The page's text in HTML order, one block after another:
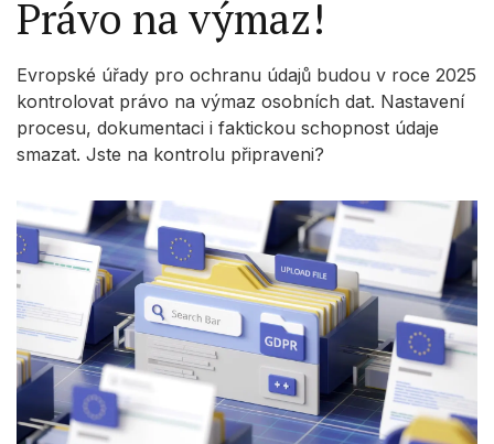
Právo na výmaz!
Evropské úřady pro ochranu údajů budou v roce 2025
kontrolovat právo na výmaz osobních dat. Nastavení
procesu, dokumentaci i faktickou schopnost údaje
smazat. Jste na kontrolu připraveni?